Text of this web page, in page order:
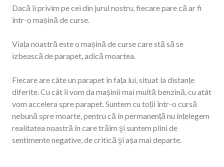
Dacă îi privim pe cei din jurul nostru, fiecare pare că ar fi
într-o mașină de curse.
Viața noastră este o mașină de curse care stă să se
izbească de parapet, adică moartea.
Fiecare are câte un parapet în fața lui, situat la distanțe
diferite. Cu cât îi vom da mașinii mai multă benzină, cu atât
vom accelera spre parapet. Suntem cu toții într-o cursă
nebună spre moarte, pentru că în permanență nu înțelegem
realitatea noastră în care trăim şi suntem plini de
sentimente negative, de critică şi așa mai departe.